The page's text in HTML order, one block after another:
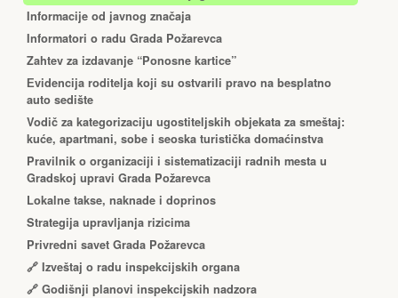
Informacije od javnog značaja
Informatori o radu Grada Požarevca
Zahtev za izdavanje “Ponosne kartice”
Еvidencija roditelja koji su ostvarili pravo na besplatno
auto sedište
Vodič za kategorizaciju ugostiteljskih objekata za smeštaj:
kuće, apartmani, sobe i seoska turistička domaćinstva
Pravilnik o organizaciji i sistematizaciji radnih mesta u
Gradskoj upravi Grada Požarevca
Lokalne takse, naknade i doprinos
Strategija upravljanja rizicima
Privredni savet Grada Požarevca
🔗 Izveštaj o radu inspekcijskih organa
🔗 Godišnji planovi inspekcijskih nadzora